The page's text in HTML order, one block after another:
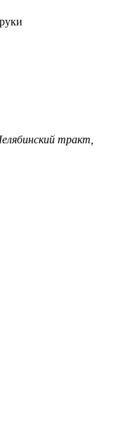
тракт,